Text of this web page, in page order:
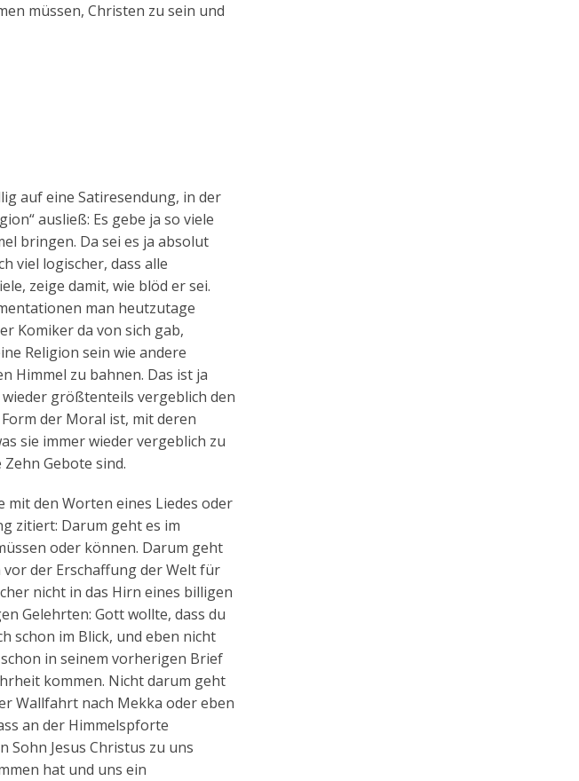
müssen, Christen zu sein und
auf eine Satiresendung, in der
ausließ: Es gebe ja so viele
bringen. Da sei es ja absolut
viel logischer, dass alle
zeige damit, wie blöd er sei.
man heutzutage
Komiker da von sich gab,
Religion sein wie andere
Himmel zu bahnen. Das ist ja
größtenteils vergeblich den
der Moral ist, mit deren
sie immer wieder vergeblich zu
Gebote sind.
mit den Worten eines Liedes oder
zitiert: Darum geht es im
oder können. Darum geht
vor der Erschaffung der Welt für
nicht in das Hirn eines billigen
Gelehrten: Gott wollte, dass du
schon im Blick, und eben nicht
in seinem vorherigen Brief
kommen. Nicht darum geht
Wallfahrt nach Mekka oder eben
an der Himmelspforte
Sohn Jesus Christus zu uns
hat und uns ein